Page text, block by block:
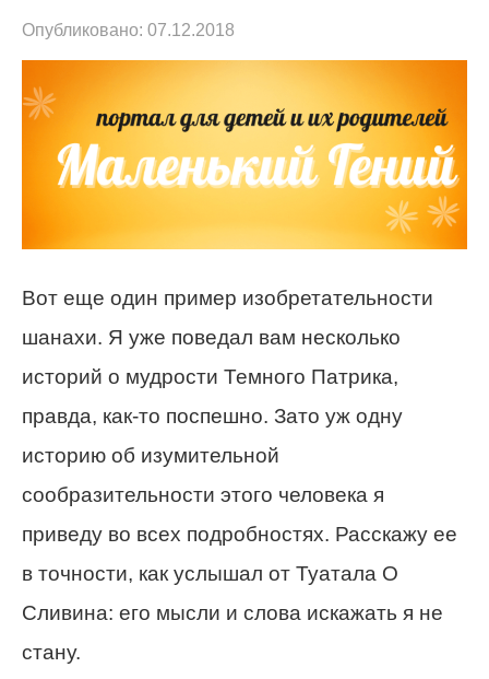
Опубликовано: 07.12.2018
Вот еще один пример изобретательности
шанахи. Я уже поведал вам несколько
историй о мудрости Темного Патрика,
правда, как-то поспешно. Зато уж одну
историю об изумительной
сообразительности этого человека я
приведу во всех подробностях. Расскажу ее
в точности, как услышал от Туатала О
Сливина: его мысли и слова искажать я не
стану.